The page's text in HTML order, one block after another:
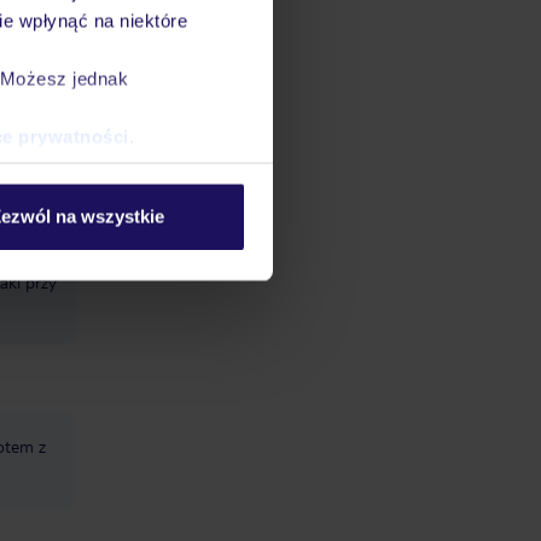
wpłynąć na niektóre
jednak
prywatności
na wszystkie
mogą
przy
z